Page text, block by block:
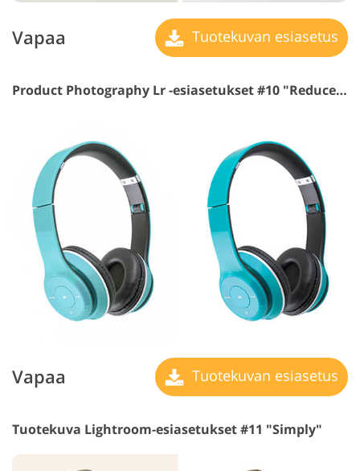
Vapaa Tuotekuvan esiasetus
Product Photography Lr -esiasetukset #10 "Reduce Noise"
Vapaa Tuotekuvan esiasetus
Tuotekuva Lightroom-esiasetukset #11 "Simply"